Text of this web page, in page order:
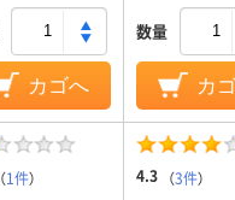
カゴへ
数量
カ
（1件） 4.3 （3件）